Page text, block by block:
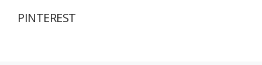
PINTEREST